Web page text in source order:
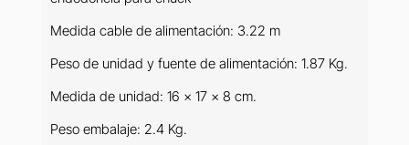
Medida cable de alimentación: 3.22 m
Peso de unidad y fuente de alimentación: 1.87 Kg.
Medida de unidad: 16 x 17 x 8 cm.
Peso embalaje: 2.4 Kg.